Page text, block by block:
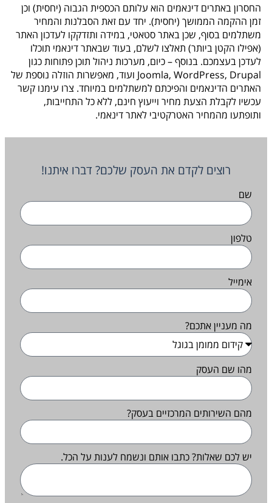
החסרון באתרים דינאמים הוא עלותם הכספית הגבוה (יחסית) וכן
זמן ההקמה הממושך (יחסית). יחד עם זאת הסבלנות והמחיר
משתלמים בסוף, שכן באתר סטאטי, במידה ותזדקקו לעדכון האתר
(אפילו הקטן ביותר) תאלצו לשלם, בעוד שבאתר דינאמי תוכלו
לעדכן בעצמכם. בנוסף – כיום, מערכות ניהול תוכן פתוחות כגון
Joomla, WordPress, Drupal ועוד, מאפשרות הוזלה נוספת של
האתרים הדינאמים והפיכתם למשתלמים במיוחד. צרו עימנו קשר
עכשיו לקבלת הצעת מחיר וייעוץ חינם, ללא כל התחייבות,
ותופתעו מהמחיר האטרקטיבי לאתר דינאמי.
רוצים לקדם את העסק שלכם? דברו איתנו!
שם
טלפון
אימייל
מה מעניין אתכם?
מהו שם העסק
מהם השירותים המרכזיים בעסק?
יש לכם שאלות? כתבו אותם ונשמח לענות על הכל.